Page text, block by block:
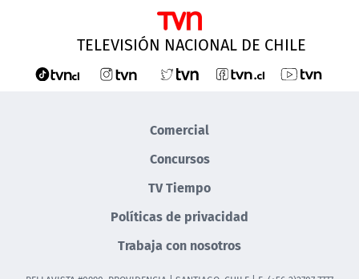
TELEVISIÓN NACIONAL DE CHILE
Comercial
Concursos
TV Tiempo
Políticas de privacidad
Trabaja con nosotros